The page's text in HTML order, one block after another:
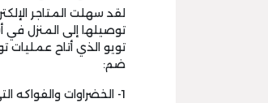
لقد سهلت المتاجر
توصيلها إلى المنزل
تويو الذي أتاح
ضم:
1- الخضراوات